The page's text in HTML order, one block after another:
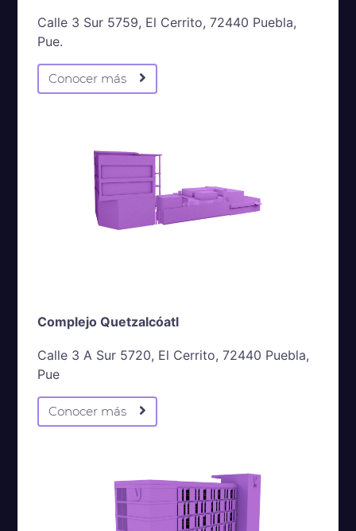
Calle 3 Sur 5759, El Cerrito, 72440 Puebla,
Pue.
Conocer más
Complejo Quetzalcóatl
Calle 3 A Sur 5720, El Cerrito, 72440 Puebla,
Pue
Conocer más